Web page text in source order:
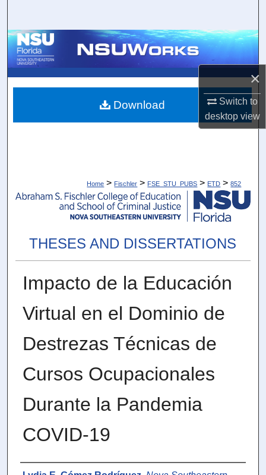
×
Switch to
desktopview
Browse Collections
About
Digital Commons Network™
Home > Fischler > FSE_STU_PUBS > ETD > 852
THESES AND DISSERTATIONS
Impacto de la Educación
Virtual en el Dominio de
Destrezas Técnicas de
Cursos Ocupacionales
Durante la Pandemia
COVID-19
Download